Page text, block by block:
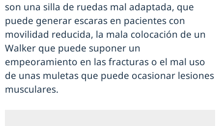
son una silla de ruedas mal adaptada, que
puede generar escaras en pacientes con
movilidad reducida, la mala colocación de un
Walker que puede suponer un
empeoramiento en las fracturas o el mal uso
de unas muletas que puede ocasionar lesiones
musculares.